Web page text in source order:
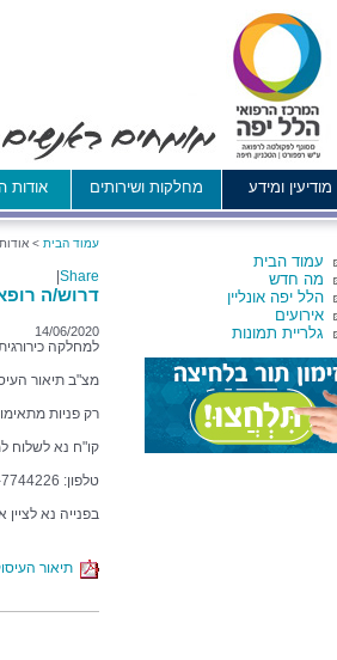
מודיעין ומידע מחלקות ושירותים אודות
עמוד הבית
מה חדש
הלל יפה אונליין
אירועים
גלריית תמונות
עמוד הבית >
Share
דרוש/ה
14/06/2020
למחלקה
מצ"ב תיאור
רק פניות
קו"ח נא לשלוח
טלפון: 04-7744226.
בפנייה נא
תיאור